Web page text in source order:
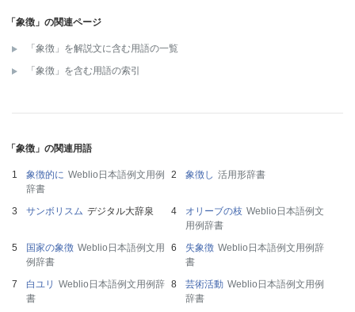
「象徴」の関連ページ
「象徴」を解説文に含む用語の一覧
「象徴」を含む用語の索引
「象徴」の関連用語
象徴的に Weblio日本語例文用例
辞書
象徴し 活用形辞書
サンボリスム デジタル大辞泉 オリーブの枝 Weblio日本語例文
用例辞書
国家の象徴 Weblio日本語例文用
例辞書
失象徴 Weblio日本語例文用例辞
書
白ユリ Weblio日本語例文用例辞
書
芸術活動 Weblio日本語例文用例
辞書